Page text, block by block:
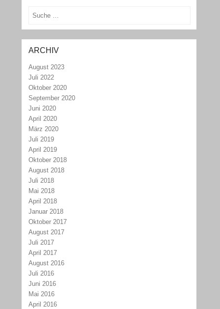
Suchen
ARCHIV
August 2023
Juli 2022
Oktober 2020
September 2020
Juni 2020
April 2020
März 2020
Juli 2019
April 2019
Oktober 2018
August 2018
Juli 2018
Mai 2018
April 2018
Januar 2018
Oktober 2017
August 2017
Juli 2017
April 2017
August 2016
Juli 2016
Juni 2016
Mai 2016
April 2016